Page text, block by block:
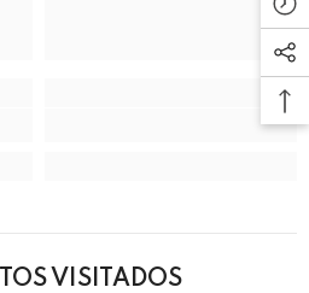
VISITADOS